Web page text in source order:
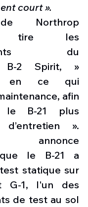
court ».
Northrop
tire les
du
B-2 Spirit, »
en ce qui
afin
le B-21 plus
».
annonce
le B-21 a
statique sur
G-1, l'un des
de test au sol